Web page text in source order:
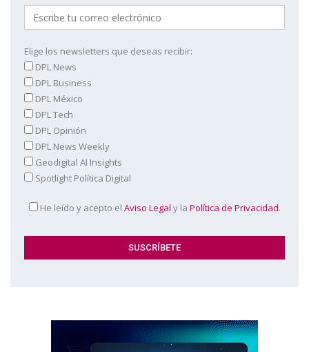
Elige los newsletters que deseas recibir:
DPL News
DPL Business
DPL México
DPL Tech
DPL Opinión
DPL News Weekly
Geodigital AI Insights
Spotlight Política Digital
He leído y acepto el Aviso Legal y la Política de Privacidad.